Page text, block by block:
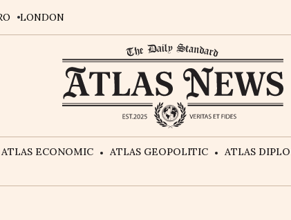
LONDON
ATLAS ECONOMIC ATLAS GEOPOLITIC ATLAS